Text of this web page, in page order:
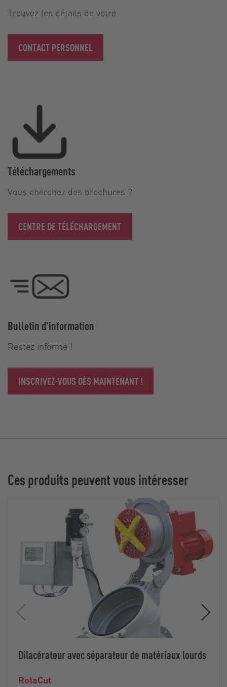
Trouvez les détails de votre
CONTACT PERSONNEL
Téléchargements
Vous cherchez des brochures ?
CENTRE DE TÉLÉCHARGEMENT
Bulletin d'information
Restez informé !
INSCRIVEZ-VOUS DÈS MAINTENANT !
Ces produits peuvent vous intéresser
Dilacérateur avec séparateur de matériaux lourds
RotaCut